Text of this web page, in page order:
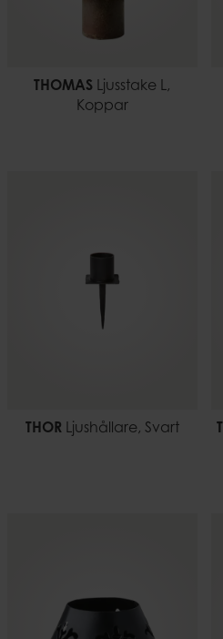
THOMAS Ljusstake L,
Koppar
THORLjushållare, Svart